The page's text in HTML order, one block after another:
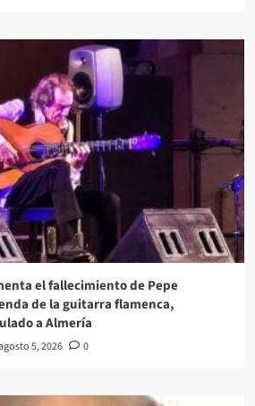
el fallecimiento de Pepe
de la guitarra flamenca,
a Almería
5, 2026 0